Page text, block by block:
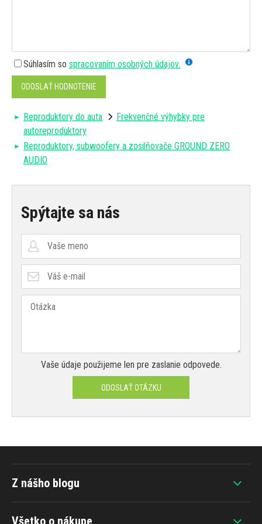
Súhlasím so spracovaním osobných údajov.
ODOSLAŤ HODNOTENIE
Reproduktory do auta
Frekvenčné výhybky pre
autoreproduktory
Reproduktory, subwoofery a zosilňovače GROUND ZERO
AUDIO
Spýtajte sa nás
Vaše údaje použijeme len pre zaslanie odpovede.
ODOSLAŤ OTÁZKU
Z nášho blogu